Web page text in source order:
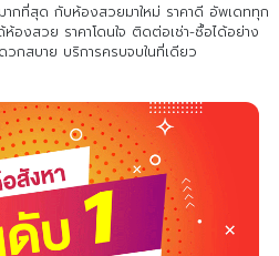
ากที่สุด กับห้องสวยมาใหม่ ราคาดี อัพเดททุก
ห้องสวย ราคาโดนใจ ติดต่อเช่า-ซื้อได้อย่าง
วกสบาย บริการครบจบในที่เดียว